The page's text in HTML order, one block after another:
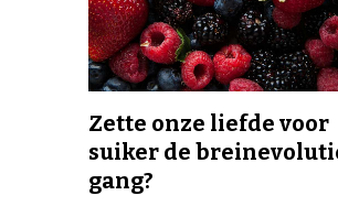
Zette onze liefde voor
suiker de
gang?